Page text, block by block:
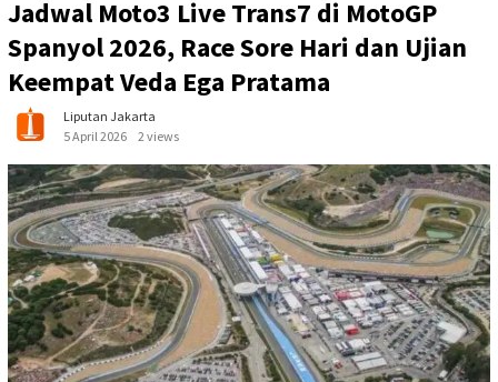
Jadwal Moto3 Live Trans7 di MotoGP
Spanyol 2026, Race Sore Hari dan Ujian
Keempat Veda Ega Pratama
Liputan Jakarta
5 April 2026
2 views